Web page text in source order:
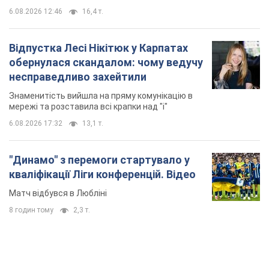
кваліфікації Ліги конференцій. Відео
Матч відбувся в Любліні
8 годин тому 2,3 т.